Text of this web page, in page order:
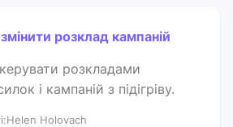
розклад кампаній
розкладами
і кампаній з підігріву.
Holovach